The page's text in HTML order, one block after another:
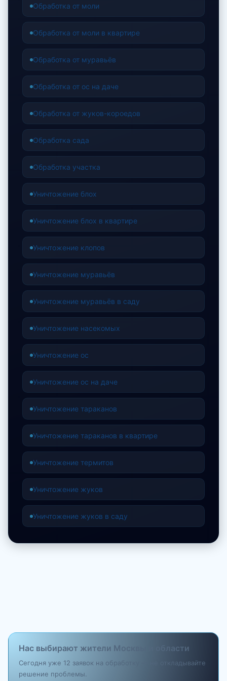
Обработка от моли
Обработка от моли в квартире
Обработка от муравьёв
Обработка от ос на даче
Обработка от жуков-короедов
Обработка сада
Обработка участка
Уничтожение блох
Уничтожение блох в квартире
Уничтожение клопов
Уничтожение муравьёв
Уничтожение муравьёв в саду
Уничтожение насекомых
Уничтожение ос
Уничтожение ос на даче
Уничтожение тараканов
Уничтожение тараканов в квартире
Уничтожение термитов
Уничтожение жуков
Уничтожение жуков в саду
Нас выбирают жители Москвы и области
Сегодня уже 12 заявок на обработку — не откладывайте
решение проблемы.